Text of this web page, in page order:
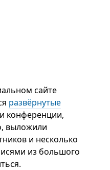
сайте
развёрнутые
конференции,
выложили
и несколько
из большого